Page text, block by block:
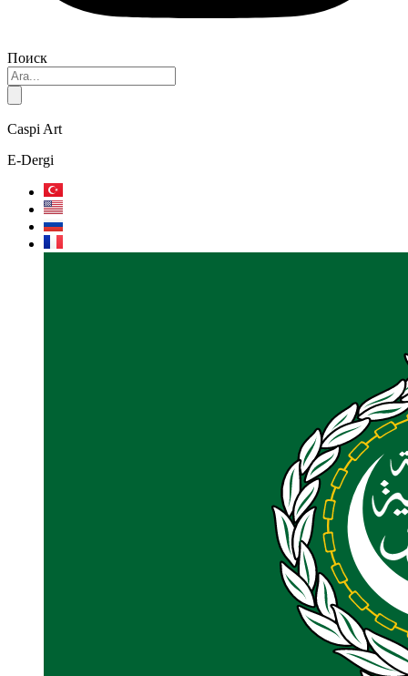
Поиск
Caspi Art
E-Dergi